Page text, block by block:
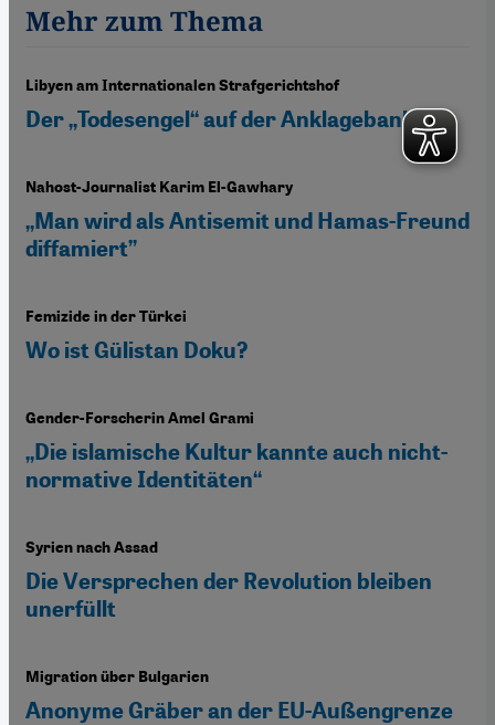
Mehr zum Thema
Libyen am Internationalen Strafgerichtshof
Der „Todesengel“ auf der Anklagebank
Nahost-Journalist Karim El-Gawhary
„Man wird als Antisemit und Hamas-Freund
diffamiert”
Femizide in der Türkei
Wo ist Gülistan Doku?
Gender-Forscherin Amel Grami
„Die islamische Kultur kannte auch nicht-
normative Identitäten“
Syrien nach Assad
Die Versprechen der Revolution bleiben
unerfüllt
Migration über Bulgarien
Anonyme Gräber an der EU-Außengrenze